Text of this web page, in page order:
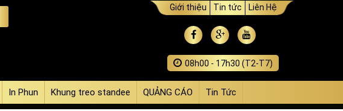
Giới thiệu Tin tức Liên Hệ
08h00 - 17h30 (T2-T7)
In Phun Khung treo standee QUẢNG CÁO Tin Tức